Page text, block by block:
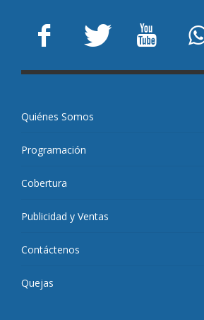
Quiénes Somos
Programación
Cobertura
Publicidad y Ventas
Contáctenos
Quejas